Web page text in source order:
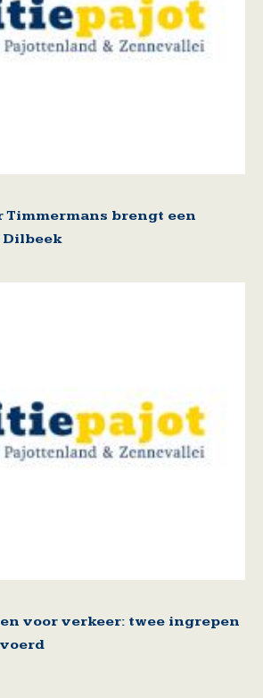
Timmermans brengt een
voor verkeer: twee ingrepen